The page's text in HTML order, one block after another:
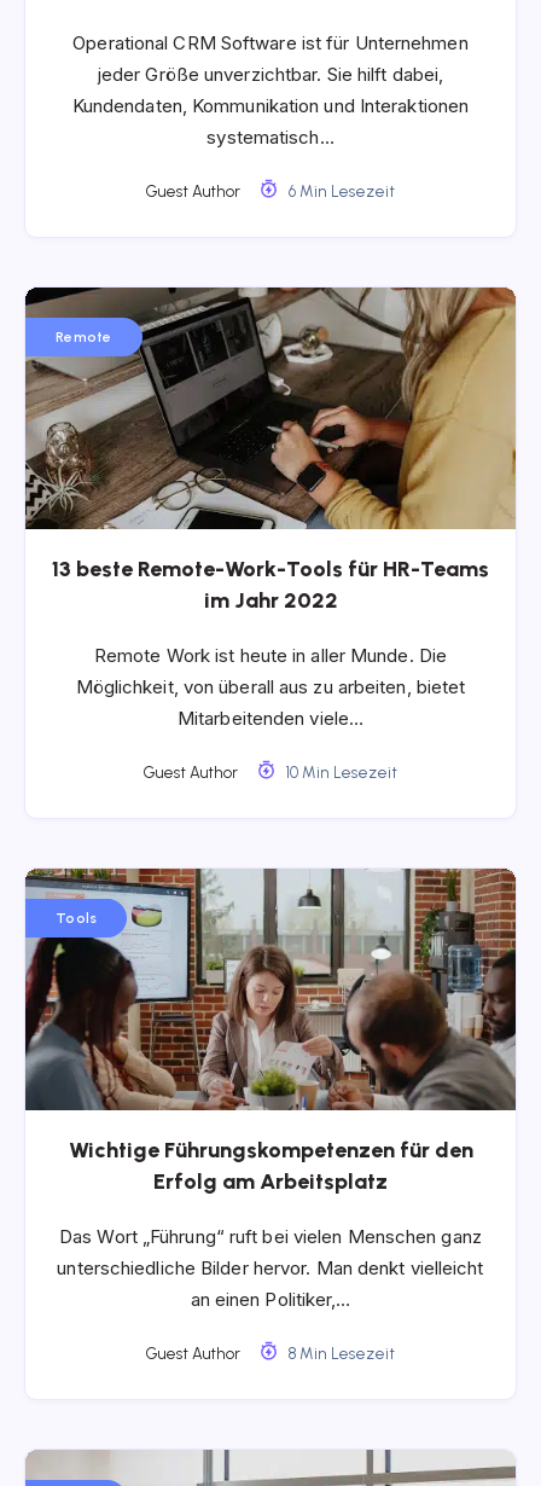
Operational CRM Software ist für Unternehmen
jeder Größe unverzichtbar. Sie hilft dabei,
Kundendaten, Kommunikation und Interaktionen
systematisch…
Guest Author 6 Min Lesezeit
Remote
13 beste Remote-Work-Tools für HR-Teams
im Jahr 2022
Remote Work ist heute in aller Munde. Die
Möglichkeit, von überall aus zu arbeiten, bietet
Mitarbeitenden viele…
Guest Author 10 Min Lesezeit
Tools
Wichtige Führungskompetenzen für den
Erfolg am Arbeitsplatz
Das Wort „Führung“ ruft bei vielen Menschen ganz
unterschiedliche Bilder hervor. Man denkt vielleicht
an einen Politiker,…
Guest Author 8 Min Lesezeit